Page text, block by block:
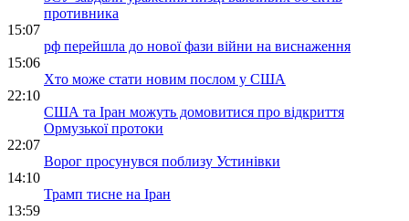
противника
15:07
рф перейшла до нової фази війни на виснаження
15:06
Хто може стати новим послом у США
22:10
США та Іран можуть домовитися про відкриття
Ормузької протоки
22:07
Ворог просунувся поблизу Устинівки
14:10
Трамп тисне на Іран
13:59